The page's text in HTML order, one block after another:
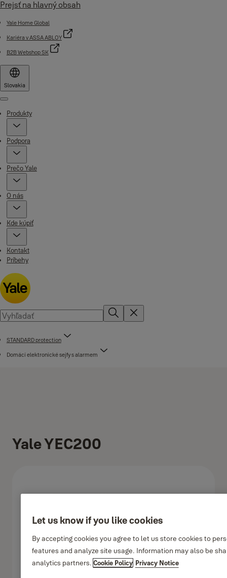
Prejsť na hlavný obsah
Yale Home Global
Kariéra v ASSA ABLOY
B2B Webshop SK
Slovakia
Menu
Produkty
Podpora
Prečo Yale
O nás
Kde kúpiť
Kontakt
Príbehy
STANDARD protection
Domácí elektronické sejfy s alarmem
Yale YEC200
Let us know if you like cookies
By accepting cookies you agree to let us store cookies to
features and analyze site usage. Information may also be
analytics partners. Cookie Policy Privacy Notice